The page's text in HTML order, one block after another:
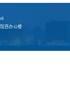
西办公楼